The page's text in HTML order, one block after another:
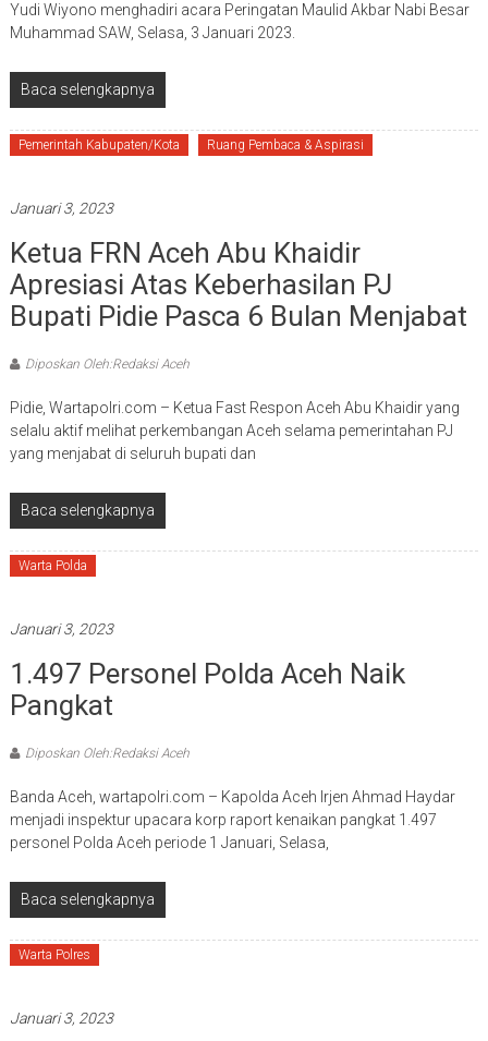
Yudi Wiyono menghadiri acara Peringatan Maulid Akbar Nabi Besar
Muhammad SAW, Selasa, 3 Januari 2023.
Baca selengkapnya
Pemerintah Kabupaten/Kota Ruang Pembaca & Aspirasi
Januari 3, 2023
Ketua FRN Aceh Abu Khaidir
Apresiasi Atas Keberhasilan PJ
Bupati Pidie Pasca 6 Bulan Menjabat
Diposkan Oleh:Redaksi Aceh
Pidie, Wartapolri.com – Ketua Fast Respon Aceh Abu Khaidir yang
selalu aktif melihat perkembangan Aceh selama pemerintahan PJ
yang menjabat di seluruh bupati dan
Baca selengkapnya
Warta Polda
Januari 3, 2023
1.497 Personel Polda Aceh Naik
Pangkat
Diposkan Oleh:Redaksi Aceh
Banda Aceh, wartapolri.com – Kapolda Aceh Irjen Ahmad Haydar
menjadi inspektur upacara korp raport kenaikan pangkat 1.497
personel Polda Aceh periode 1 Januari, Selasa,
Baca selengkapnya
Warta Polres
Januari 3, 2023